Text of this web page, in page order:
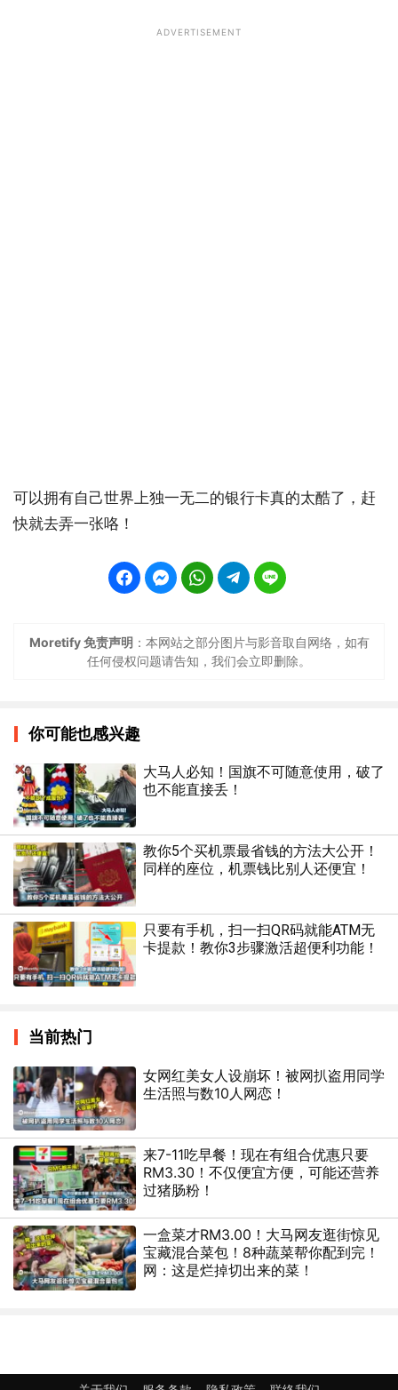
ADVERTISEMENT
可以拥有自己世界上独一无二的银行卡真的太酷了，赶
快就去弄一张咯！
Moretify 免责声明 ：本网站之部分图片与影音取自网络，如有
任何侵权问题请告知，我们会立即删除。
你可能也感兴趣
大马人必知！国旗不可随意使用，破了
也不能直接丢！
教你5个买机票最省钱的方法大公开！
同样的座位，机票钱比别人还便宜！
只要有手机，扫一扫QR码就能ATM无
卡提款！教你3步骤激活超便利功能！
当前热门
女网红美女人设崩坏！被网扒盗用同学
生活照与数10人网恋！
来7-11吃早餐！现在有组合优惠只要
RM3.30！不仅便宜方便，可能还营养
过猪肠粉！
一盒菜才RM3.00！大马网友逛街惊见
宝藏混合菜包！8种蔬菜帮你配到完！
网：这是烂掉切出来的菜！